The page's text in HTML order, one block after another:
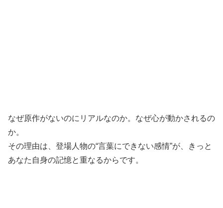
なぜ原作がないのにリアルなのか。なぜ心が動かされるの
か。
その理由は、登場人物の“言葉にできない感情”が、きっと
あなた自身の記憶と重なるからです。